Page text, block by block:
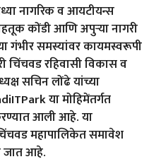
नागरिक व आयटीयन्स
कोंडी आणि अपुऱ्या नागरी
गंभीर समस्यांवर कायमस्वरूपी
चिंचवड रहिवासी विकास व
सचिन लोंढे यांच्या
या मोहिमेंतर्गत
आली आहे. या
महापालिकेत समावेश
जात आहे.